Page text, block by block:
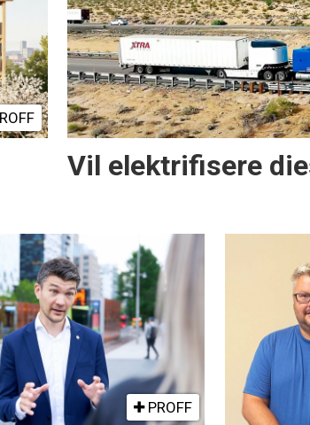
Vil elektrifisere
PROFF